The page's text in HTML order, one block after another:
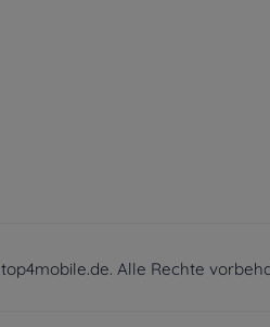
top4mobile.de. Alle Rechte